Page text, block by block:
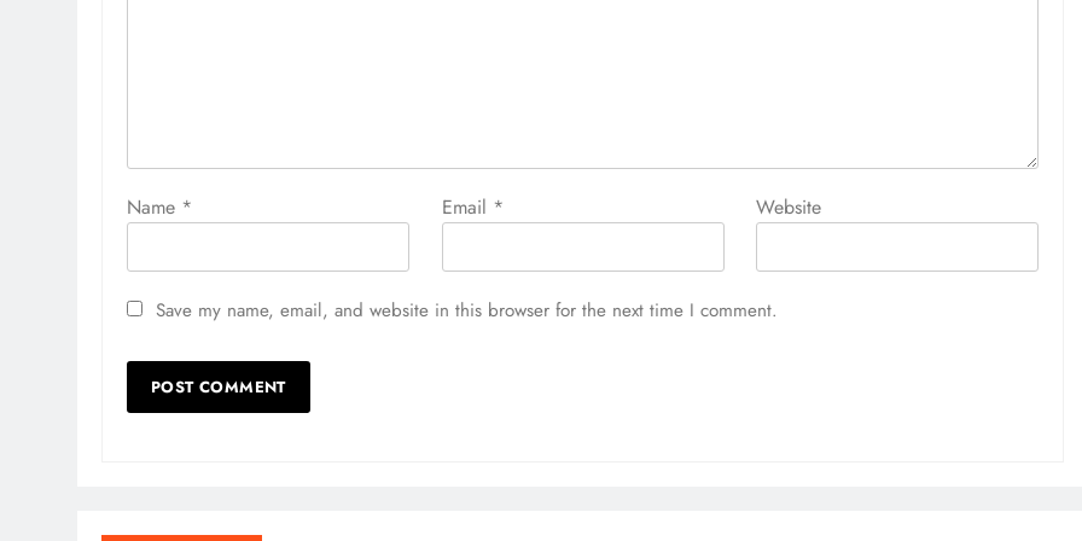
Name * Email * Website
Save my name, email, and website in this browser for the next time I comment.